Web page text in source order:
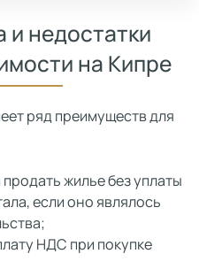
недостатки
на Кипре
ряд преимуществ для
жилье без уплаты
если оно являлось
НДС при покупке